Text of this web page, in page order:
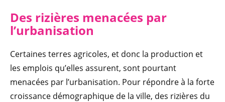
Des rizières menacées par
l’urbanisation
Certaines terres agricoles, et donc la production et
les emplois qu’elles assurent, sont pourtant
menacées par l’urbanisation. Pour répondre à la forte
croissance démographique de la ville, des rizières du